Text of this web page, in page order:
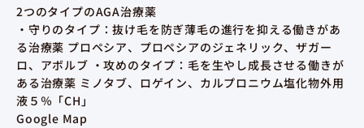
2つのタイプのAGA治療薬
・守りのタイプ：抜け毛を防ぎ薄毛の進行を抑える働きがあ
る治療薬 プロペシア、プロペシアのジェネリック、ザガー
ロ、アボルブ ・攻めのタイプ：毛を生やし成長させる働きが
ある治療薬 ミノタブ、ロゲイン、カルプロニウム塩化物外用
液５％「CH」
Google Map